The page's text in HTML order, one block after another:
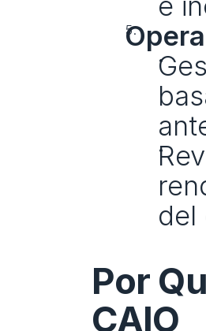
del
Por
CAIO